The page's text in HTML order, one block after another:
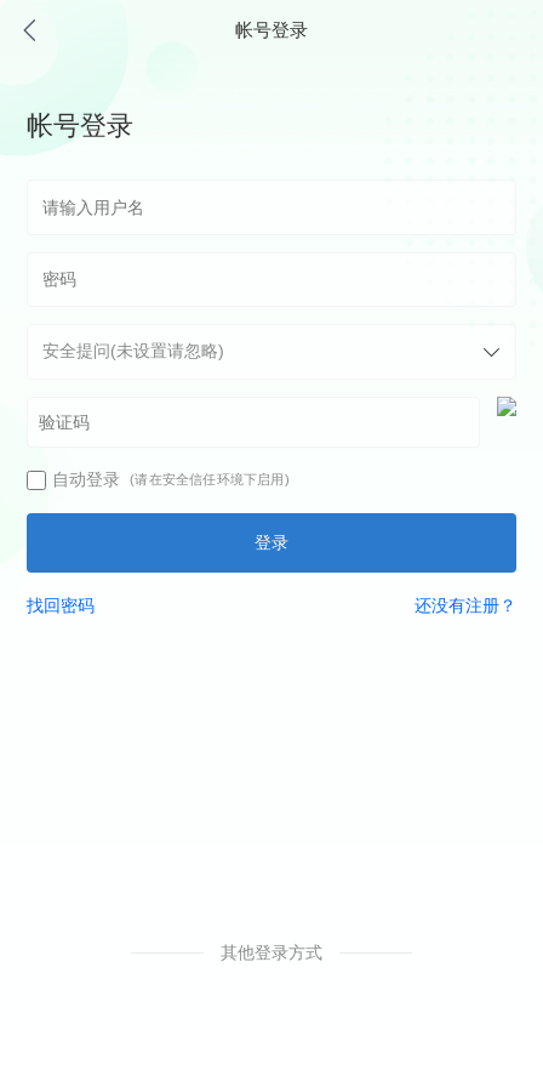
帐号登录
帐号登录
自动登录 (请在安全信任环境下启用)
登录
找回密码 还没有注册？
其他登录方式